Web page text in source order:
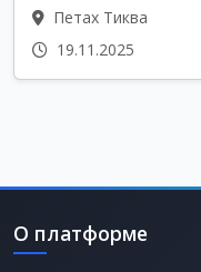
Петах Тиква
19.11.2025
О платформе